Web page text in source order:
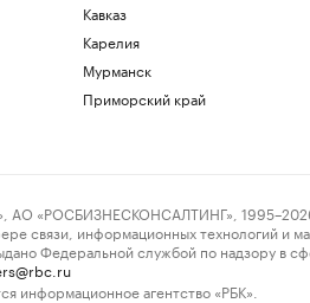
Кавказ
Карелия
Мурманск
Приморский край
«РОСБИЗНЕСКОНСАЛТИНГ», 1995–2026.
связи, информационных технологий и
Федеральной службой по надзору в
информационное агентство «РБК».